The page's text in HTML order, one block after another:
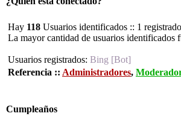
Hay 118 Usuarios identificados :: 1
La mayor cantidad de usuarios identificados
Usuarios registrados: Bing [Bot]
Referencia :: Administradores,
Cumpleaños